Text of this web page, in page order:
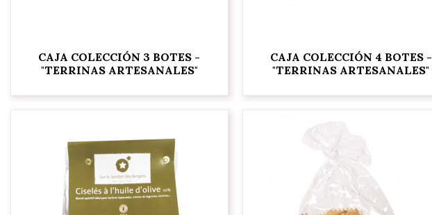
CAJA COLECCIÓN 3 BOTES -
"TERRINAS ARTESANALES"
CAJA COLECCIÓN 4 BOTES -
"TERRINAS ARTESANALES"